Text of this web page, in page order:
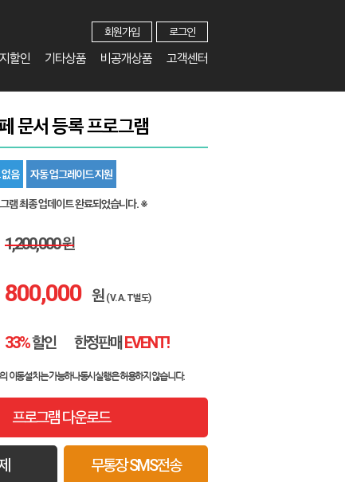
로그인
회원가입
할인 기타상품 비공개상품 고객센터
문서 등록 프로그램
음 자동 업그레이드 지원
램 최종 업데이트 완료되었습니다. ※
1,200,000 원
800,000 원 (V.A.T별도)
33%할인 한정판매 EVENT!
이동설치는 가능하나동시실행은 허용하지 않습니다.
프로그램 다운로드
무통장 SMS전송